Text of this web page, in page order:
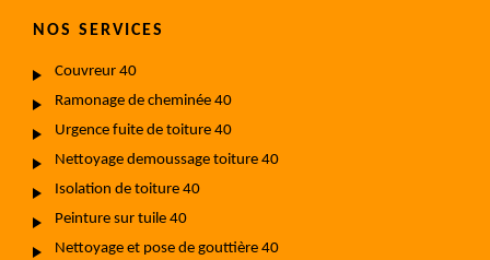
NOS SERVICES
Couvreur 40
Ramonage de cheminée 40
Urgence fuite de toiture 40
Nettoyage demoussage toiture 40
Isolation de toiture 40
Peinture sur tuile 40
Nettoyage et pose de gouttière 40